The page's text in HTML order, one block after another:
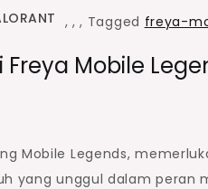
, ,, Tagged freya-
Mobile
Mobile Legends,
yang unggul dalam peran